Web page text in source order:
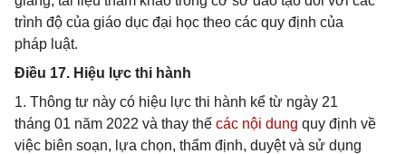
trình độ của giáo dục đại học theo các quy định của
pháp luật.
Điều 17. Hiệu lực thi hành
1. Thông tư này có hiệu lực thi hành kể từ ngày 21
tháng 01 năm 2022 và thay thế các nội dung quy định về
việc biên soạn, lựa chọn, thẩm định, duyệt và sử dụng